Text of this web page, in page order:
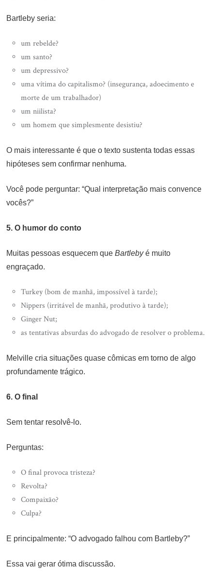
Bartleby seria:
um rebelde?
um santo?
um depressivo?
uma vítima do capitalismo? (insegurança, adoecimento e
morte de um trabalhador)
um niilista?
um homem que simplesmente desistiu?
O mais interessante é que o texto sustenta todas essas
hipóteses sem confirmar nenhuma.
Você pode perguntar: “Qual interpretação mais convence
vocês?”
5. O humor do conto
Muitas pessoas esquecem queBartlebyé muito
engraçado.
Turkey (bom de manhã, impossível à tarde);
Nippers (irritável de manhã, produtivo à tarde);
Ginger Nut;
as tentativas absurdas do advogado de resolver o problema.
Melville cria situações quase cômicas em torno de algo
profundamente trágico.
6. O final
Sem tentar resolvê-lo.
Perguntas:
O final provoca tristeza?
Revolta?
Compaixão?
Culpa?
E principalmente: “O advogado falhou com Bartleby?”
Essa vai gerar ótima discussão.